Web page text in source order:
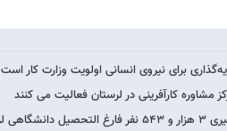
برای نیروی انسانی اولویت وزارت کار است
لرستان در بنگاههای اقتصادی